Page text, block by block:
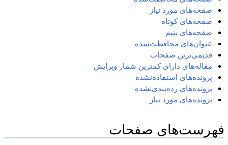
صفحه‌های مورد نیاز
صفحه‌های کوتاه
صفحه‌های یتیم
عنوان‌های محافظت‌شده
قدیمی‌ترین صفحات
مقاله‌های دارای کمترین شمار ویرایش
پرونده‌های استفاده‌نشده
پرونده‌های رده‌بندی‌نشده
پرونده‌های مورد نیاز
فهرست‌های صفحات